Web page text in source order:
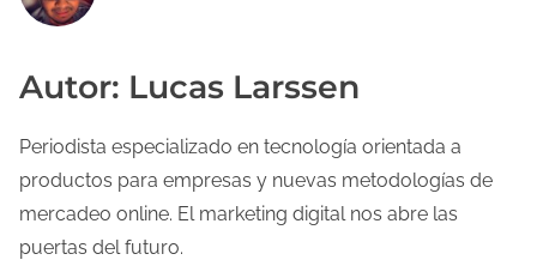
Autor: Lucas Larssen
Periodista especializado en tecnología orientada a
productos para empresas y nuevas metodologías de
mercadeo online. El marketing digital nos abre las
puertas del futuro.